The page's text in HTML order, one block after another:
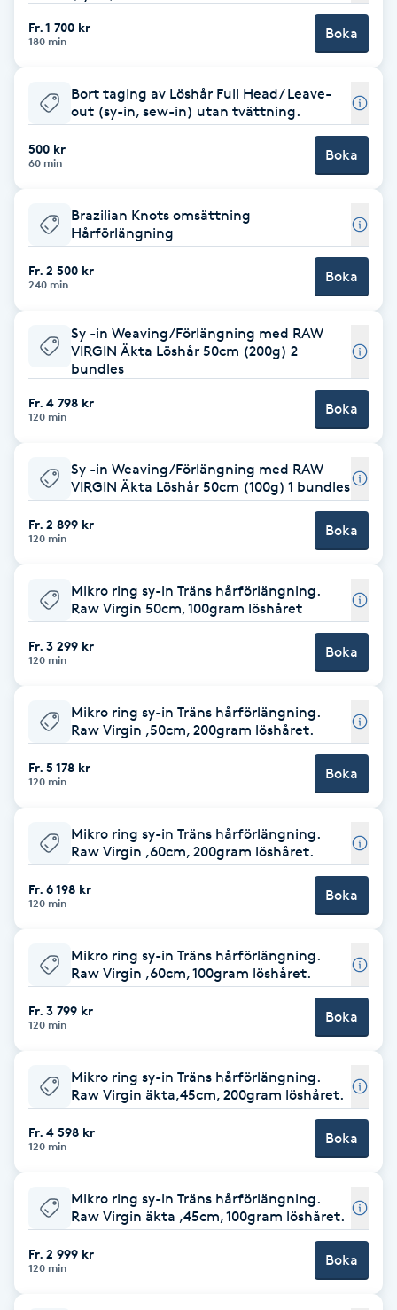
Babylights
Bambumassage
Barber
Barnklippning
BIAB
Bottenfärg
Brynfärgning
Brynplockning
Celluliter
Color correction
Cryoterapi
Damklippning
Dermapen
Diamantslipning
Extensions
Extensions borttagning
Face framing
Fr. 1 700 kr
180 min Boka
Bort taging av Löshår Full Head/ Leave-
out (sy-in, sew-in) utan tvättning.
500 kr
60 min Boka
Brazilian Knots omsättning
Hårförlängning
Fr. 2 500 kr
240 min Boka
Sy -in Weaving/Förlängning med RAW
VIRGIN Äkta Löshår 50cm (200g) 2
bundles
Fr. 4 798 kr
120 min Boka
Sy -in Weaving/Förlängning med RAW
VIRGIN Äkta Löshår 50cm (100g) 1 bundles
Fr. 2 899 kr
120 min Boka
Mikro ring sy-in Träns hårförlängning.
Raw Virgin 50cm, 100gram löshåret
Fr. 3 299 kr
120 min Boka
Mikro ring sy-in Träns hårförlängning.
Raw Virgin ,50cm, 200gram löshåret.
Fr. 5 178 kr
120 min Boka
Mikro ring sy-in Träns hårförlängning.
Raw Virgin ,60cm, 200gram löshåret.
Fr. 6 198 kr
120 min Boka
Mikro ring sy-in Träns hårförlängning.
Raw Virgin ,60cm, 100gram löshåret.
Fr. 3 799 kr
120 min Boka
Mikro ring sy-in Träns hårförlängning.
Raw Virgin äkta,45cm, 200gram löshåret.
Fr. 4 598 kr
120 min Boka
Mikro ring sy-in Träns hårförlängning.
Raw Virgin äkta ,45cm, 100gram löshåret.
Fr. 2 999 kr
120 min Boka